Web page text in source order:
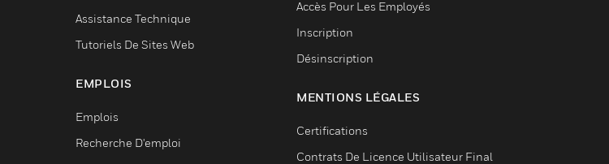
Assistance Technique
Tutoriels De Sites Web
EMPLOIS
Emplois
Recherche D'emploi
Accès Pour Les Employés
Inscription
Désinscription
MENTIONS LÉGALES
Certifications
Contrats De Licence Utilisateur Final